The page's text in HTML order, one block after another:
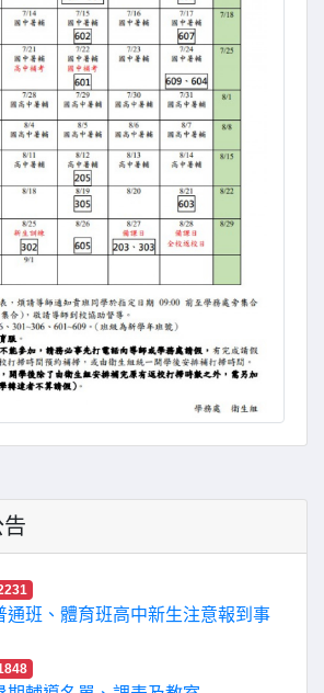
通班、體育班高中新生注意報到事